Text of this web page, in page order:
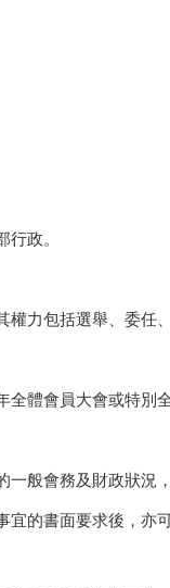
政。
力包括選舉、委
體會員大會或特
般會務及財政狀
的書面要求後，